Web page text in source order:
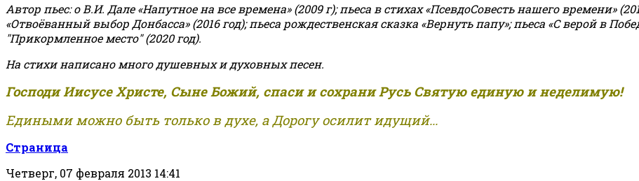
Автор пьес: о В.И. Дале «Напутное на все времена» (2009 г); пьеса в стихах «ПсевдоСовесть нашего времени»
«Отвоёванный выбор Донбасса» (2016 год); пьеса рождественская сказка «Вернуть папу»; пьеса «С верой в
"Прикормленное место" (2020 год).
На стихи написано много душевных и духовных песен.
Господи Иисусе Христе, Сыне Божий, спаси и сохрани Русь Святую единую и неделимую!
Едиными можно быть только в духе, а Дорогу осилит идущий...
Страница
Четверг, 07 февраля 2013 14:41